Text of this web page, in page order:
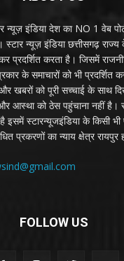
इंडिया देश का NO 1 वेब
स्टार न्यूज़ इंडिया छत्तीसगढ़
प्रदर्शित करता है। जिसमें
के समाचारों को भी प्रदर्शित
खबरों को पूरी सच्चाई के साथ
और आस्था को ठेस पहुंचाना नहीं है।
इसमें स्टारन्यूजइंडिया के किसी भी
प्रकरणों का न्याय क्षेत्र रायपुर
FOLLOW US